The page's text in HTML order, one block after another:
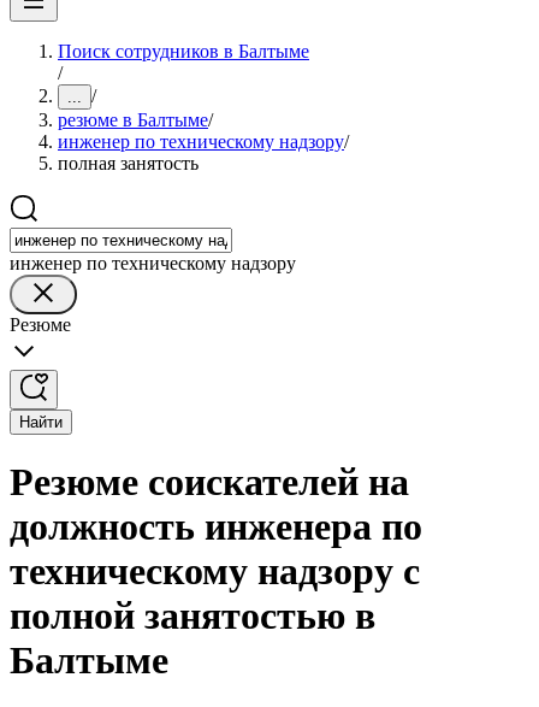
Поиск сотрудников в Балтыме
/
... /
резюме в Балтыме/
инженер по техническому надзору/
полная занятость
инженер по техническому надзору
Резюме
Найти
Резюме соискателей на
должность инженера по
техническому надзору с
полной занятостью в
Балтыме